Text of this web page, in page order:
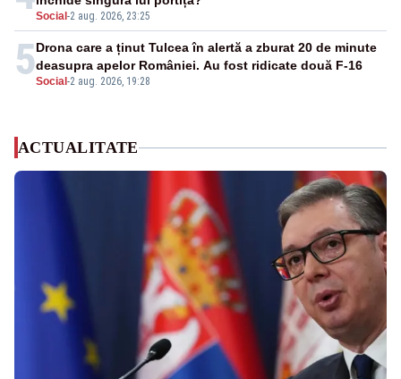
Social -2 aug. 2026, 23:25
5Social -2 aug. 2026, 19:28
Drona care a ținut Tulcea în alertă a zburat 20 de minute
deasupra apelor României. Au fost ridicate două F-16
ACTUALITATE